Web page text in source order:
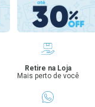
Retire na Loja
Mais perto de você